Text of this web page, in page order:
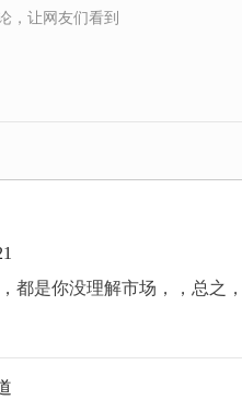
都是你没理解市场，，总之